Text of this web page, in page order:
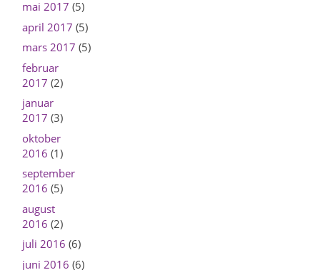
mai 2017 (5)
april 2017 (5)
mars 2017 (5)
februar
2017 (2)
januar
2017 (3)
oktober
2016 (1)
september
2016 (5)
august
2016 (2)
juli 2016 (6)
juni 2016 (6)